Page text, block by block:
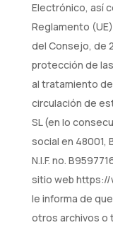
Electrónico, así
Reglamento
del Consejo, de
protección de
al tratamiento
circulación de
SL (en lo
social en 48001,
N.I.F. no.
sitio web https://
le informa de
otros archivos o